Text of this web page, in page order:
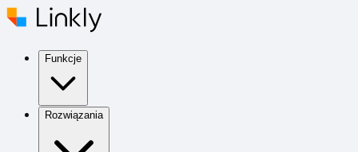
Funkcje
Rozwiązania